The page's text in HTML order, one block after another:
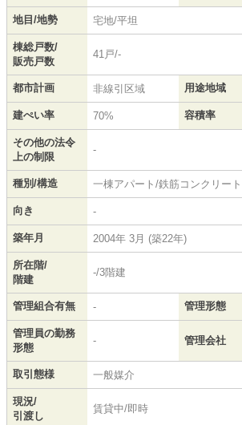
地目/地勢 宅地/平坦
棟総戸数/
販売戸数
41戸/-
都市計画 非線引区域 用途地域
建ぺい率 70% 容積率
その他の法令
上の制限
-
種別/構造 一棟アパート/鉄筋コンクリート
向き -
築年月 2004年 3月 (築22年)
所在階/
階建
-/3階建
管理組合有無 - 管理形態
管理員の勤務
形態
- 管理会社
取引態様 一般媒介
現況/
引渡し
賃貸中/即時